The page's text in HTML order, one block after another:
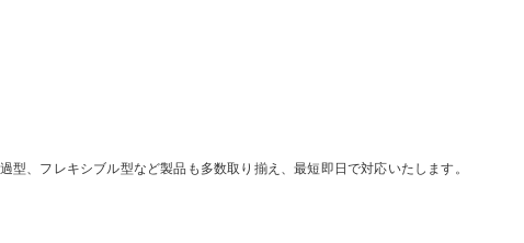
、フレキシブル型など製品も多数取り揃え、最短即日で対応いたします。